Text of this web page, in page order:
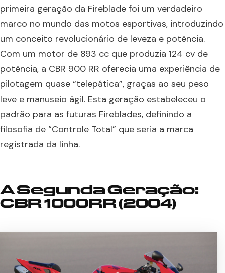
primeira geração da Fireblade foi um verdadeiro
marco no mundo das motos esportivas, introduzindo
um conceito revolucionário de leveza e potência.
Com um motor de 893 cc que produzia 124 cv de
potência, a CBR 900 RR oferecia uma experiência de
pilotagem quase “telepática”, graças ao seu peso
leve e manuseio ágil. Esta geração estabeleceu o
padrão para as futuras Fireblades, definindo a
filosofia de “Controle Total” que seria a marca
registrada da linha.
A Segunda Geração:
CBR 1000RR (2004)